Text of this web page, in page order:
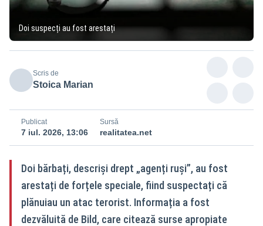
Doi suspecți au fost arestați
Scris de
Stoica Marian
Publicat
7 iul. 2026, 13:06
Sursă
realitatea.net
Doi bărbați, descriși drept „agenți ruși”, au fost
arestați de forțele speciale, fiind suspectați că
plănuiau un atac terorist. Informația a fost
dezvăluită de Bild, care citează surse apropiate